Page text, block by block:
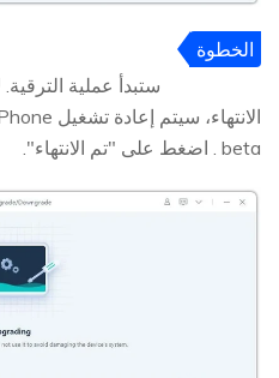
الخطوة
ستبدأ عملية
beta . اضغط على "تم الانتهاء".